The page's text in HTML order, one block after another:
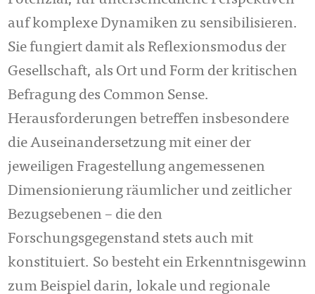
auf komplexe Dynamiken zu sensibilisieren.
Sie fungiert damit als Reflexionsmodus der
Gesellschaft, als Ort und Form der kritischen
Befragung des Common Sense.
Herausforderungen betreffen insbesondere
die Auseinandersetzung mit einer der
jeweiligen Fragestellung angemessenen
Dimensionierung räumlicher und zeitlicher
Bezugsebenen – die den
Forschungsgegenstand stets auch mit
konstituiert. So besteht ein Erkenntnisgewinn
zum Beispiel darin, lokale und regionale